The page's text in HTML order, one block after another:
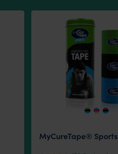
MyCureTape® Sports